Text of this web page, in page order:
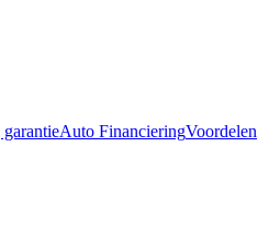
Auto FinancieringVoordelen